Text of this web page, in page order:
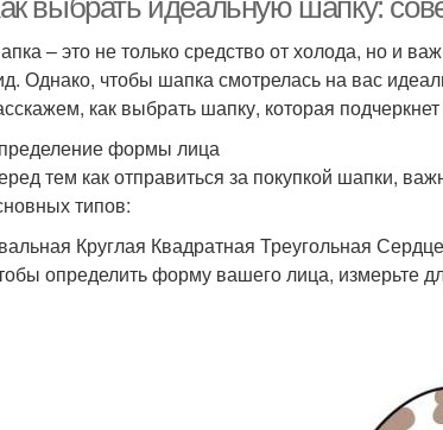
выбрать идеальную шапку:
– это не только средство от холода, но и
Однако, чтобы шапка смотрелась на вас
как выбрать шапку, которая
формы лица
тем как отправиться за покупкой шапки,
типов:
Круглая Квадратная Треугольная
определить форму вашего лица, измерьте